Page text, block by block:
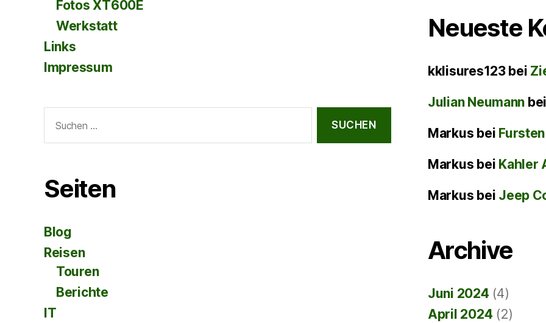
Fotos XT600E
Werkstatt
Links
Impressum
nach:
Seiten
Blog
Reisen
Touren
Berichte
IT
Neueste
kklisures123bei
Julian Neumann
Markus bei
Markus bei Kahler
Markus bei Jeep
Archive
Juni 2024 (4)
April 2024 (2)